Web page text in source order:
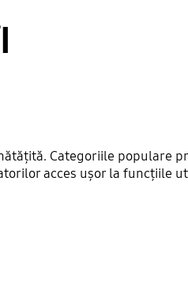
Categoriile populare
acces ușor la funcțiile